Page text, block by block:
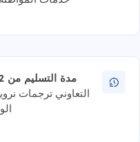
مدة التسليم من 12 إلى 24 ساعة:
التعاوني ترجمات